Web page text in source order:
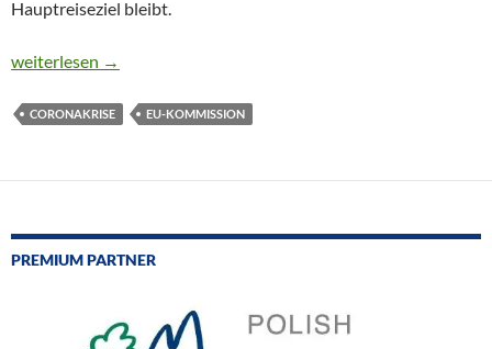
Hauptreiseziel bleibt.
EU-KOMMISSION: LEITLINIEN FÜR SICHEREN TOURISMUS
weiterlesen →
CORONAKRISE EU-KOMMISSION
PREMIUM PARTNER